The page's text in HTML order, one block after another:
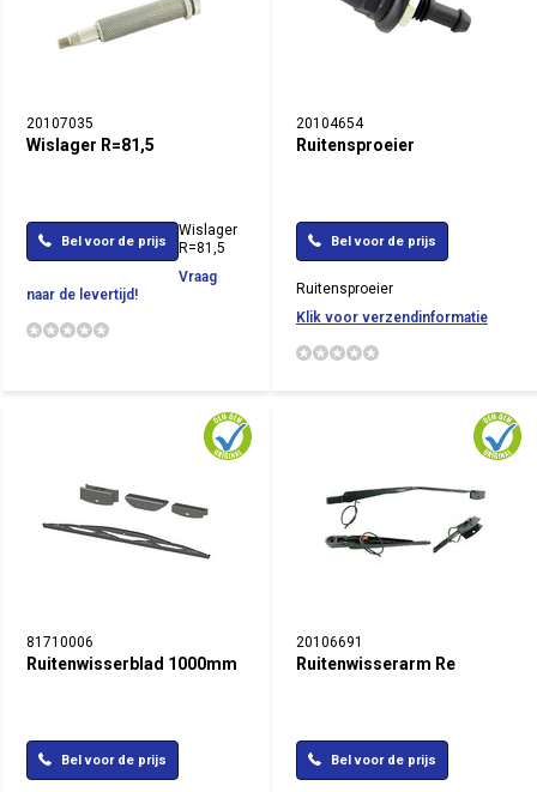
20107035
Wislager R=81,5
Bel voor de prijs
Wislager
R=81,5
Vraag
naar de levertijd!
20104654
Ruitensproeier
Bel voor de prijs
Ruitensproeier
Klik voor verzendinformatie
81710006
Ruitenwisserblad 1000mm
Bel voor de prijs
20106691
Ruitenwisserarm Re
Bel voor de prijs